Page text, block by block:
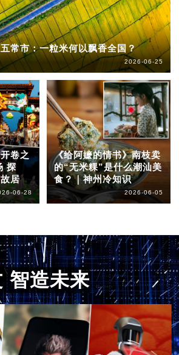
常市：一粒米何以飘香全国？
2026-06-25
卷之
探
居
06-28
《给阿嬷的情书》南枝卖
的“无米粿”是什么潮汕美
食？｜神州冷知识
2026-06-05
智造未来